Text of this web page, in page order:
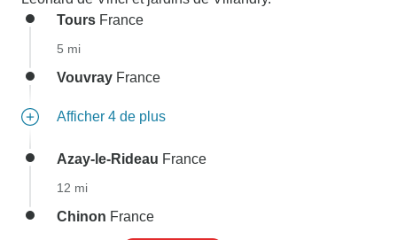
Tours France
5 mi
Vouvray France
Afficher 4 de plus
Azay-le-Rideau France
12 mi
Chinon France